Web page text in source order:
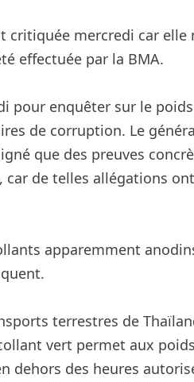
critiquée mercredi car elle
effectuée par la BMA.
pour enquêter sur le
de corruption. Le
que des preuves
de telles allégations
apparemment
terrestres de
vert permet aux
dehors des heures